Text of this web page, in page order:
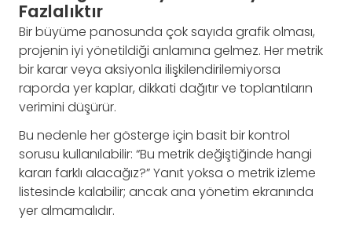
Fazlalıktır
Bir büyüme panosunda çok sayıda grafik olması,
projenin iyi yönetildiği anlamına gelmez. Her metrik
bir karar veya aksiyonla ilişkilendirilemiyorsa
raporda yer kaplar, dikkati dağıtır ve toplantıların
verimini düşürür.
Bu nedenle her gösterge için basit bir kontrol
sorusu kullanılabilir: “Bu metrik değiştiğinde hangi
kararı farklı alacağız?” Yanıt yoksa o metrik izleme
listesinde kalabilir; ancak ana yönetim ekranında
yer almamalıdır.